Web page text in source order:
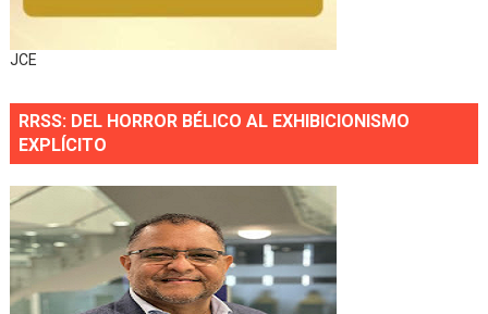
JCE
RRSS: DEL HORROR BÉLICO AL EXHIBICIONISMO
EXPLÍCITO